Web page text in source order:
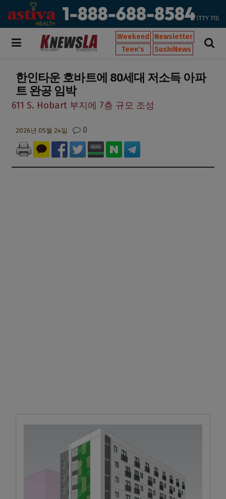
Weekend
Newsletter
Teen's
SushiNews
한인타운 호바트에 80세대 저소득 아파
트 완공 임박
611 S. Hobart 부지에 7층 규모 조성
2026년 05월 24일 0